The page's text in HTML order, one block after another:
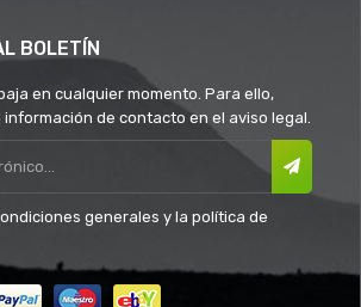
BOLETÍN
en cualquier momento. Para ello,
de contacto en el aviso legal.
generales y la política de